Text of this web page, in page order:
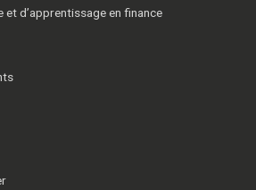
d’apprentissage en finance